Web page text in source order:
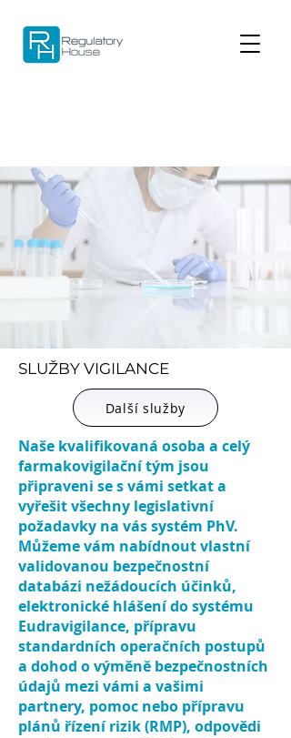
SLUŽBY VIGILANCE
Další služby
Naše kvalifikovaná osoba a celý
farmakovigilační tým jsou
připraveni se s vámi setkat a
vyřešit všechny legislativní
požadavky na vás systém PhV.
Můžeme vám nabídnout vlastní
validovanou bezpečnostní
databázi nežádoucích účinků,
elektronické hlášení do systému
Eudravigilance, přípravu
standardních operačních postupů
a dohod o výměně bezpečnostních
údajů mezi vámi a vašimi
partnery, pomoc nebo přípravu
plánů řízení rizik (RMP), odpovědi